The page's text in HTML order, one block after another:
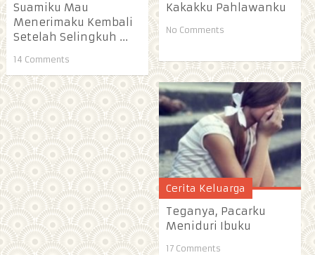
Suamiku Mau
Menerimaku Kembali
Setelah Selingkuh ...
14 Comments
Kakakku Pahlawanku
No Comments
Cerita Keluarga
Teganya, Pacarku
Meniduri Ibuku
17 Comments